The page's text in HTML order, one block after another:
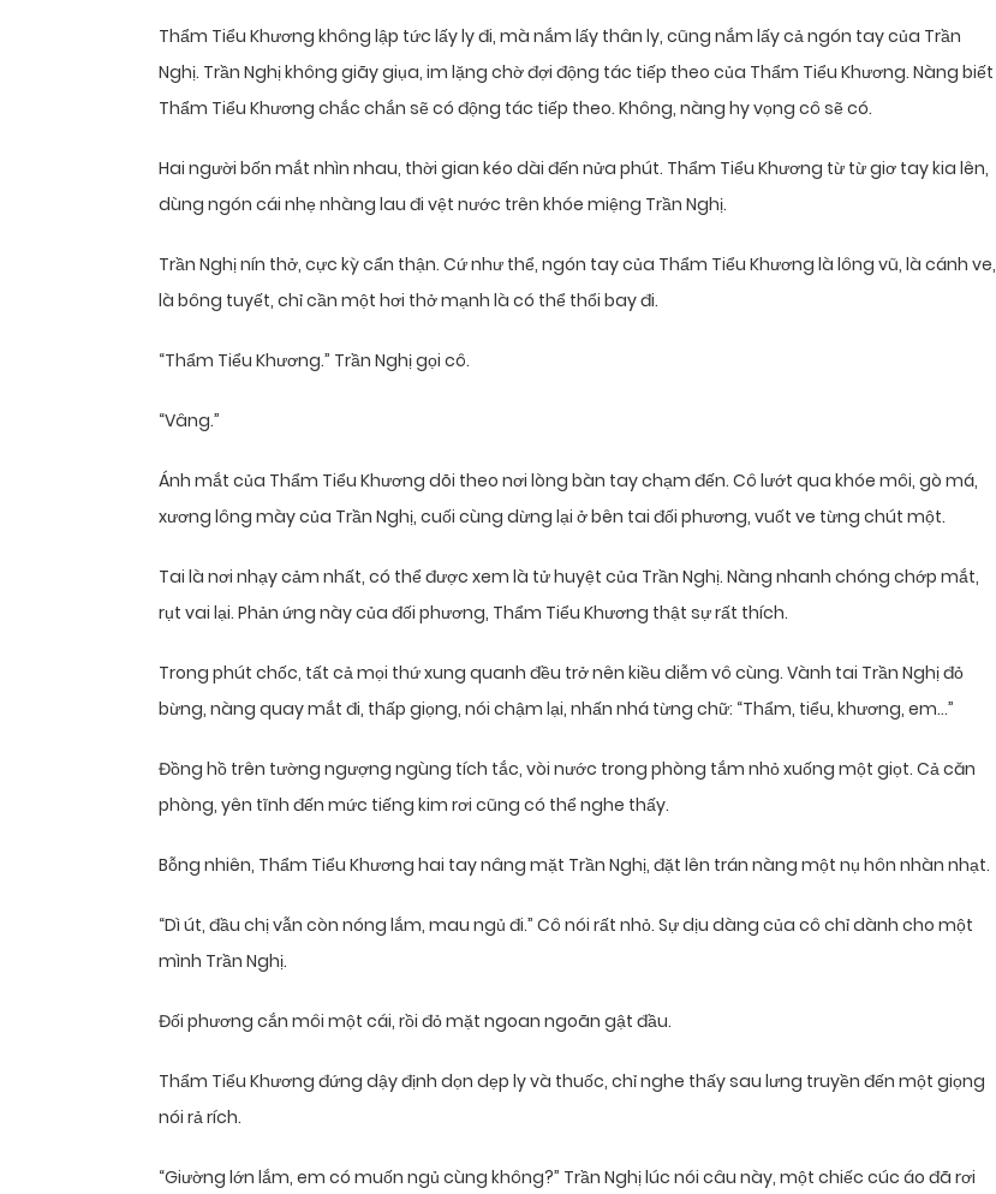
Thẩm Tiểu Khương không lập tức lấy ly đi, mà nắm lấy thân ly, cũng nắm lấy cả ngón tay của Trần
Nghị. Trần Nghị không giãy giụa, im lặng chờ đợi động tác tiếp theo của Thẩm Tiểu Khương. Nàng biết
Thẩm Tiểu Khương chắc chắn sẽ có động tác tiếp theo. Không, nàng hy vọng cô sẽ có.
Hai người bốn mắt nhìn nhau, thời gian kéo dài đến nửa phút. Thẩm Tiểu Khương từ từ giơ tay kia lên,
dùng ngón cái nhẹ nhàng lau đi vệt nước trên khóe miệng Trần Nghị.
Trần Nghị nín thở, cực kỳ cẩn thận. Cứ như thể, ngón tay của Thẩm Tiểu Khương là lông vũ, là cánh ve,
là bông tuyết, chỉ cần một hơi thở mạnh là có thể thổi bay đi.
“Thẩm Tiểu Khương.” Trần Nghị gọi cô.
“Vâng.”
Ánh mắt của Thẩm Tiểu Khương dõi theo nơi lòng bàn tay chạm đến. Cô lướt qua khóe môi, gò má,
xương lông mày của Trần Nghị, cuối cùng dừng lại ở bên tai đối phương, vuốt ve từng chút một.
Tai là nơi nhạy cảm nhất, có thể được xem là tử huyệt của Trần Nghị. Nàng nhanh chóng chớp mắt,
rụt vai lại. Phản ứng này của đối phương, Thẩm Tiểu Khương thật sự rất thích.
Trong phút chốc, tất cả mọi thứ xung quanh đều trở nên kiều diễm vô cùng. Vành tai Trần Nghị đỏ
bừng, nàng quay mắt đi, thấp giọng, nói chậm lại, nhấn nhá từng chữ: “Thẩm, tiểu, khương, em…”
Đồng hồ trên tường ngượng ngùng tích tắc, vòi nước trong phòng tắm nhỏ xuống một giọt. Cả căn
phòng, yên tĩnh đến mức tiếng kim rơi cũng có thể nghe thấy.
Bỗng nhiên, Thẩm Tiểu Khương hai tay nâng mặt Trần Nghị, đặt lên trán nàng một nụ hôn nhàn nhạt.
“Dì út, đầu chị vẫn còn nóng lắm, mau ngủ đi.” Cô nói rất nhỏ. Sự dịu dàng của cô chỉ dành cho một
mình Trần Nghị.
Đối phương cắn môi một cái, rồi đỏ mặt ngoan ngoãn gật đầu.
Thẩm Tiểu Khương đứng dậy định dọn dẹp ly và thuốc, chỉ nghe thấy sau lưng truyền đến một giọng
nói rả rích.
“Giường lớn lắm, em có muốn ngủ cùng không?” Trần Nghị lúc nói câu này, một chiếc cúc áo đã rơi